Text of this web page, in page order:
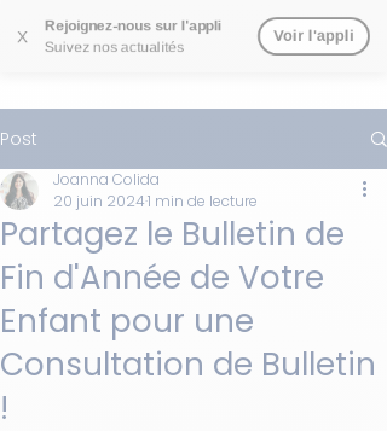
X
Rejoignez-nous sur l'appli
Suivez nos actualités
Voir l'appli
Post
Partagez le Bulletin de
Fin d'Année de Votre
Enfant pour une
Consultation de Bulletin
!
Joanna Colida
20 juin 20241 min de lecture